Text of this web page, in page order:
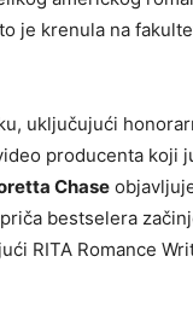
je krenula na
uključujući
producenta koji
Chase
bestselera
RITA Romance